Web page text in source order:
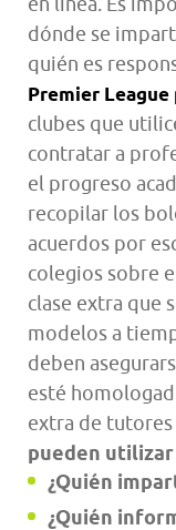
dónde se
quién es
Premier League
clubes que
contratar a
el progreso
recopilar los
acuerdos por
colegios sobre
clase extra que
modelos a
deben
esté
extra de tutores
pueden
¿Quién
¿Quién